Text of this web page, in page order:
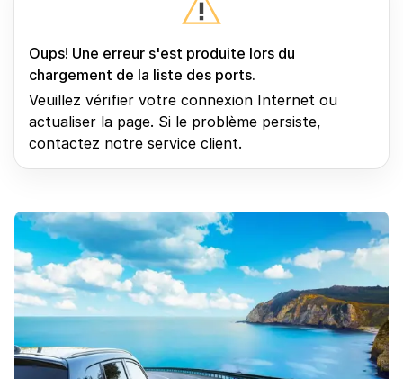
Oups! Une erreur s'est produite lors du
chargement de la liste des ports.
Veuillez vérifier votre connexion Internet ou
actualiser la page. Si le problème persiste,
contactez notre service client.